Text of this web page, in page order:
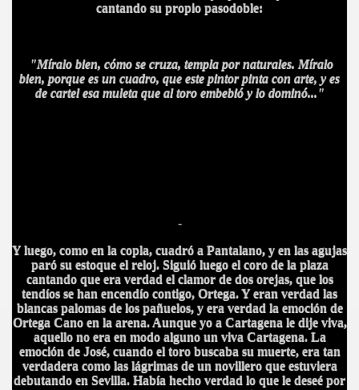
cantando su propio pasodoble:
"Míralo bien, cómo se cruza, templa por naturales. Míralo
bien, porque es un cuadro, que este pintor pinta con arte, y es
de cartel esa muleta que al toro embebió y lo dominó..."
-
Y luego, como en la copla, cuadró a Pantalano, y en las agujas
paró su estoque el reloj. Siguió luego el coro de la plaza
cantando que era verdad el clamor de dos orejas, que los
tendíos se han encendío contigo, Ortega. Y eran verdad las
blancas palomas de los pañuelos, y era verdad la emoción de
Ortega Cano en la arena. Aunque yo a Cartagena le dije viva,
aquello no era en modo alguno un viva Cartagena. La
emoción de José, cuando el toro buscaba su muerte, era tan
verdadera como las lágrimas de un novillero que estuviera
debutando en Sevilla. Había hecho verdad lo que le deseé por